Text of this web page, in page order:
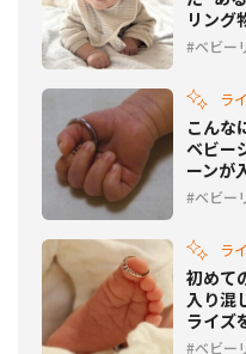
リング
ベビー
ラ
こんな
ベビー
ーンが
ーリン
ベビー
ラ
初めて
入り混
ライズ
物語
ベビー